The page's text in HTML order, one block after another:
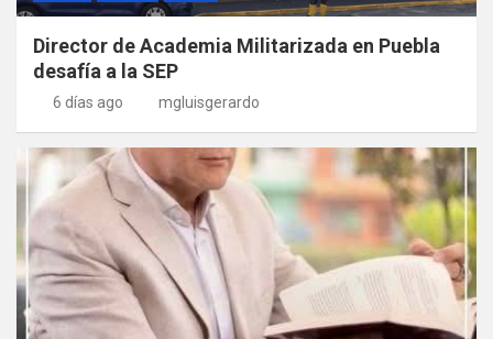
Director de Academia Militarizada en Puebla
desafía a la SEP
6 días ago mgluisgerardo